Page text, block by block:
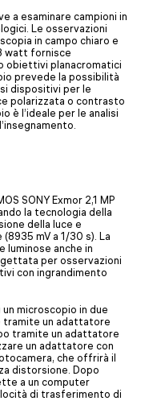
a esaminare campioni in
Le osservazioni
in campo chiaro e
watt fornisce
obiettivi planacromatici
prevede la possibilità
dispositivi per le
polarizzata o contrasto
è l’ideale per le analisi
SONY Exmor 2,1 MP
la tecnologia della
della luce e
mV a 1/30 s). La
luminose anche in
per osservazioni
con ingrandimento
microscopio in due
tramite un adattatore
tramite un adattatore
un adattatore con
che offrirà il
distorsione. Dopo
a un computer
di trasferimento di